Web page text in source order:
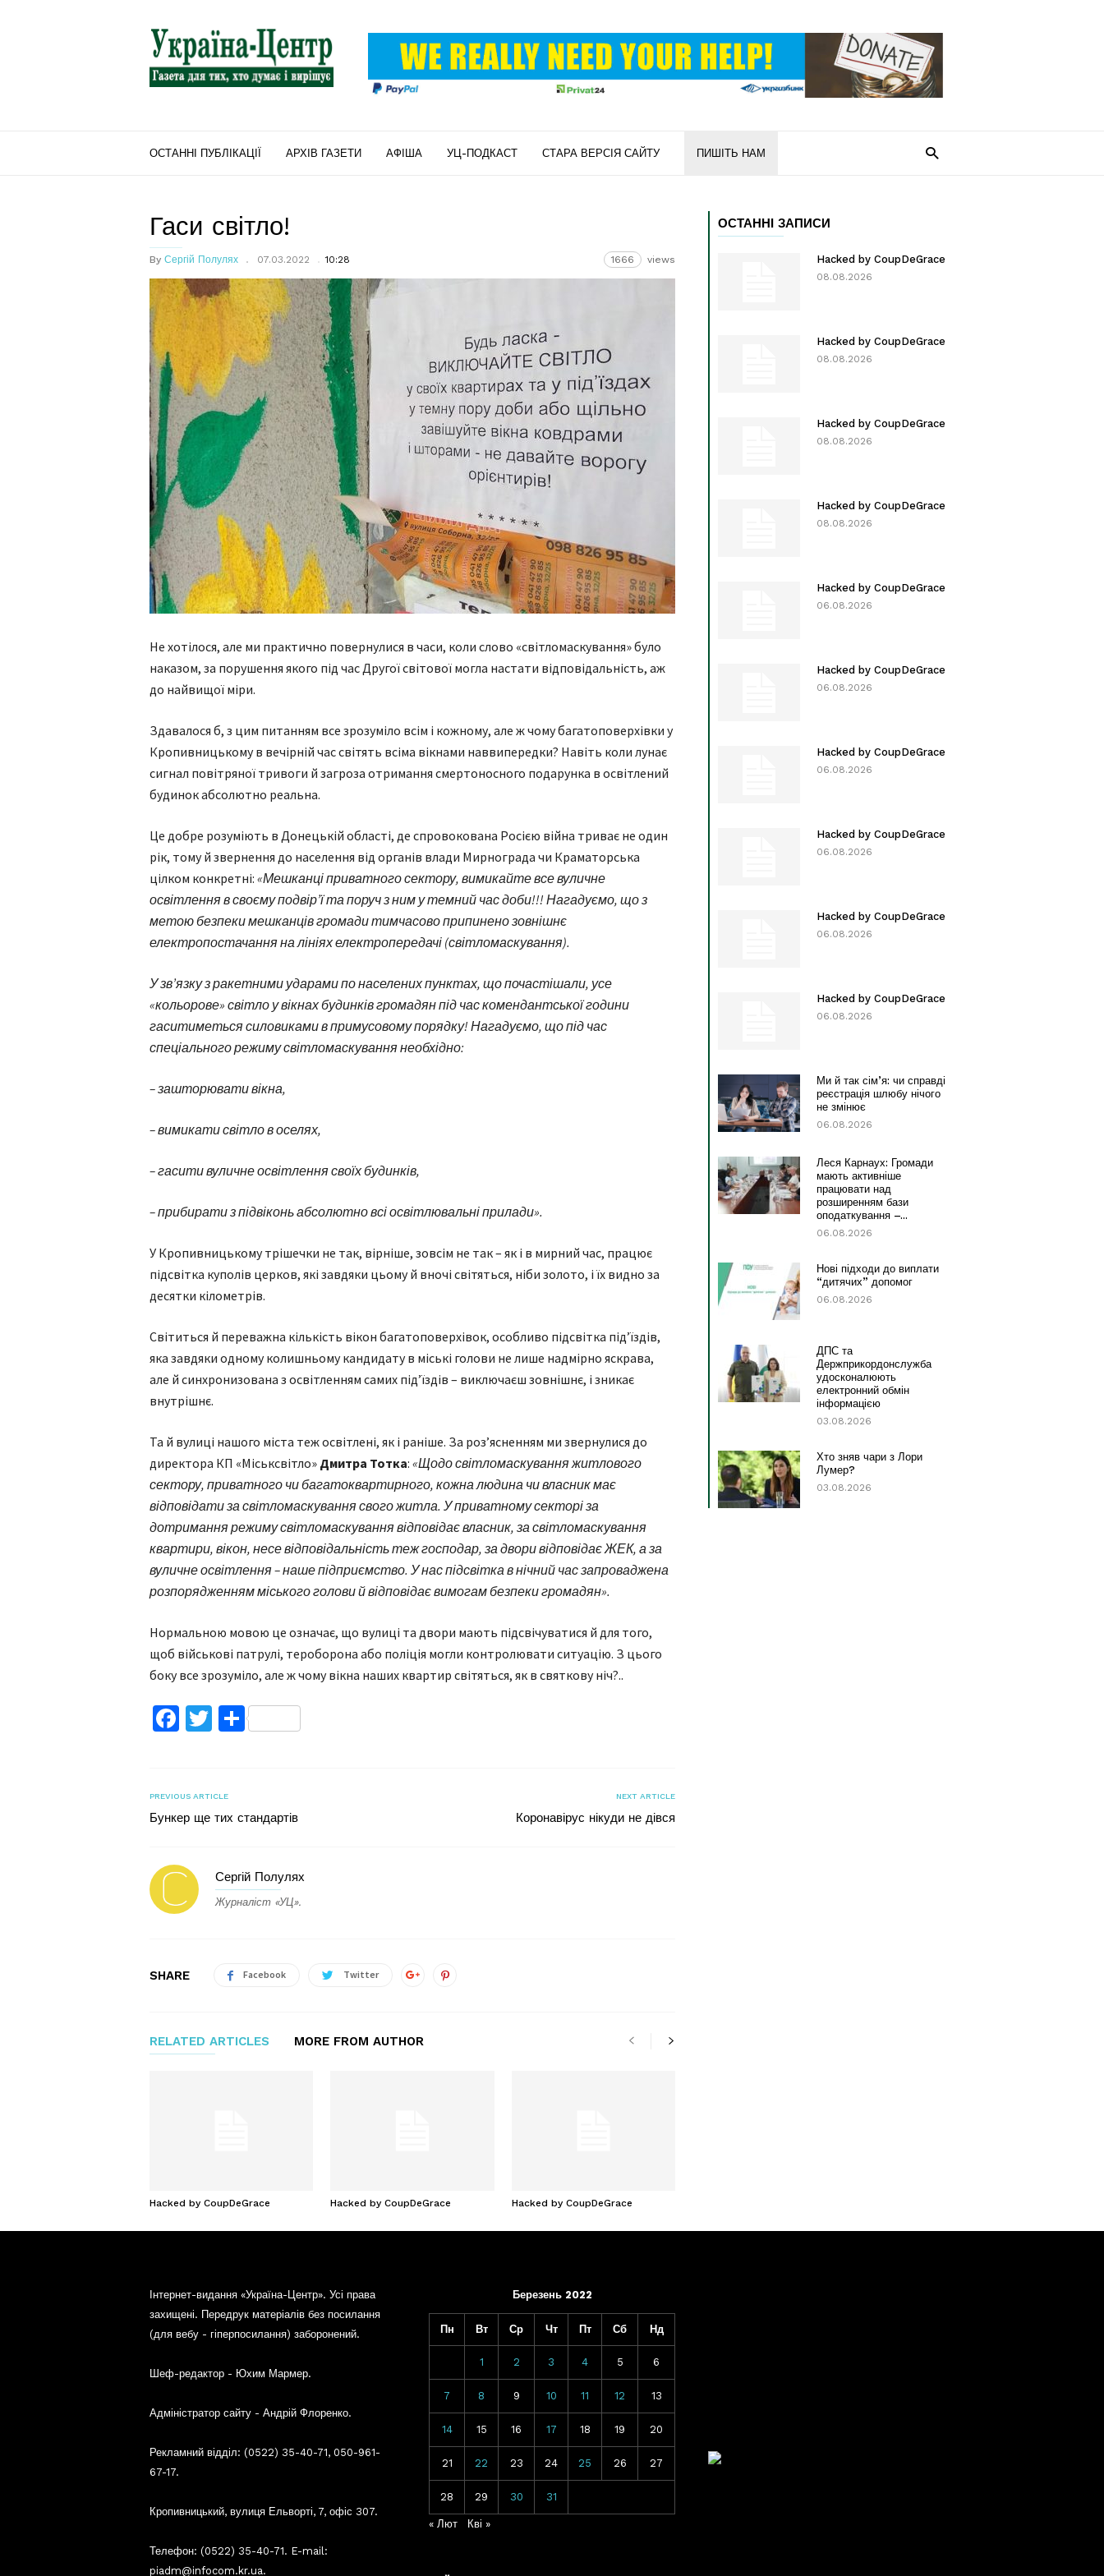
"Україна-
Центр"
ОСТАННІ ПУБЛІКАЦІЇ АРХІВ ГАЗЕТИ АФІША УЦ-ПОДКАСТ СТАРА ВЕРСІЯ САЙТУ ПИШІТЬ НАМ
Гаси світло!
By Сергій Полулях 07.03.2022 10:28 1666 views
Не хотілося, але ми практично повернулися в часи, коли слово «світломаскування» було
наказом, за порушення якого під час Другої світової могла настати відповідальність, аж
до найвищої міри.
Здавалося б, з цим питанням все зрозуміло всім і кожному, але ж чому багатоповерхівки у
Кропивницькому в вечірній час світять всіма вікнами наввипередки? Навіть коли лунає
сигнал повітряної тривоги й загроза отримання смертоносного подарунка в освітлений
будинок абсолютно реальна.
Це добре розуміють в Донецькій області, де спровокована Росією війна триває не один
рік, тому й звернення до населення від органів влади Мирнограда чи Краматорська
цілком конкретні: «Мешканці приватного сектору, вимикайте все вуличне
освітлення в своєму подвір’ї та поруч з ним у темний час доби!!! Нагадуємо, що з
метою безпеки мешканців громади тимчасово припинено зовнішнє
електропостачання на лініях електропередачі (світломаскування).
У зв’язку з ракетними ударами по населених пунктах, що почастішали, усе
«кольорове» світло у вікнах будинків громадян під час комендантської години
гаситиметься силовиками в примусовому порядку! Нагадуємо, що під час
спеціального режиму світломаскування необхідно:
– зашторювати вікна,
– вимикати світло в оселях,
– гасити вуличне освітлення своїх будинків,
– прибирати з підвіконь абсолютно всі освітлювальні прилади».
У Кропивницькому трішечки не так, вірніше, зовсім не так – як і в мирний час, працює
підсвітка куполів церков, які завдяки цьому й вночі світяться, ніби золото, і їх видно за
десятки кілометрів.
Світиться й переважна кількість вікон багатоповерхівок, особливо підсвітка під’їздів,
яка завдяки одному колишньому кандидату в міські голови не лише надмірно яскрава,
але й синхронизована з освітленням самих під’їздів – виключаєш зовнішнє, і зникає
внутрішнє.
Та й вулиці нашого міста теж освітлені, як і раніше. За роз’ясненням ми звернулися до
директора КП «Міськсвітло» Дмитра Тотка: «Щодо світломаскування житлового
сектору, приватного чи багатоквартирного, кожна людина чи власник має
відповідати за світломаскування свого житла. У приватному секторі за
дотримання режиму світломаскування відповідає власник, за світломаскування
квартири, вікон, несе відповідальність теж господар, за двори відповідає ЖЕК, а за
вуличне освітлення – наше підприємство. У нас підсвітка в нічний час запроваджена
розпорядженням міського голови й відповідає вимогам безпеки громадян».
Нормальною мовою це означає, що вулиці та двори мають підсвічуватися й для того,
щоб військові патрулі, тероборона або поліція могли контролювати ситуацію. З цього
боку все зрозуміло, але ж чому вікна наших квартир світяться, як в святкову ніч?..
Facebook
TwitterПоділитися
PREVIOUS ARTICLE
Бункер ще тих стандартів
NEXT ARTICLE
Коронавірус нікуди не дівся
Сергій Полулях
Журналіст «УЦ».
SHARE Facebook Twitter
RELATED ARTICLES MORE FROM AUTHOR
Hacked by CoupDeGrace Hacked by CoupDeGrace Hacked by CoupDeGrace
ОСТАННІ ЗАПИСИ
Hacked by CoupDeGrace
08.08.2026
Hacked by CoupDeGrace
08.08.2026
Hacked by CoupDeGrace
08.08.2026
Hacked by CoupDeGrace
08.08.2026
Hacked by CoupDeGrace
06.08.2026
Hacked by CoupDeGrace
06.08.2026
Hacked by CoupDeGrace
06.08.2026
Hacked by CoupDeGrace
06.08.2026
Hacked by CoupDeGrace
06.08.2026
Hacked by CoupDeGrace
06.08.2026
Ми й так сім’я: чи справді
реєстрація шлюбу нічого
не змінює
06.08.2026
Леся Карнаух: Громади
мають активніше
працювати над
розширенням бази
оподаткування –...
06.08.2026
Нові підходи до виплати
“дитячих” допомог
06.08.2026
ДПС та
Держприкордонслужба
удосконалюють
електронний обмін
інформацією
03.08.2026
Хто зняв чари з Лори
Лумер?
03.08.2026
Інтернет-видання «Україна-Центр». Усі права
захищені. Передрук матеріалів без посилання
(для вебу - гіперпосилання) заборонений.
Шеф-редактор - Юхим Мармер.
Адміністратор сайту - Андрій Флоренко.
Рекламний відділ: (0522) 35-40-71, 050-961-
67-17.
Кропивницький, вулиця Ельворті, 7, офіс 307.
Телефон: (0522) 35-40-71. E-mail:
piadm@infocom.kr.ua.
Березень 2022
Пн Вт Ср Чт Пт Сб Нд
1 2 3 4 5 6
7 8 9 10 11 12 13
14 15 16 17 18 19 20
21 22 23 24 25 26 27
28 29 30 31
« Лют Кві »